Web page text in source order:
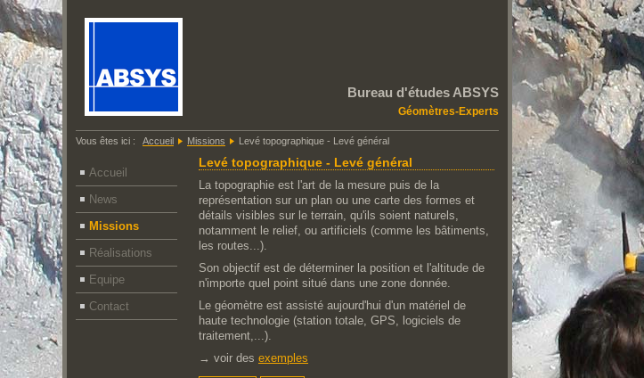
Bureau d'études ABSYS
Géomètres-Experts
Vous êtes ici : Accueil Missions Levé topographique - Levé général
Accueil
News
Missions
Réalisations
Equipe
Contact
Levé topographique - Levé général
La topographie est l'art de la mesure puis de la
représentation sur un plan ou une carte des formes et
détails visibles sur le terrain, qu'ils soient naturels,
notamment le relief, ou artificiels (comme les bâtiments,
les routes...).
Son objectif est de déterminer la position et l'altitude de
n'importe quel point situé dans une zone donnée.
Le géomètre est assisté aujourd'hui d'un matériel de
haute technologie (station totale, GPS, logiciels de
traitement,...).
→ voir des exemples